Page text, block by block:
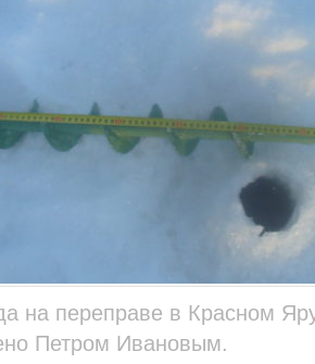
на переправе в Красном
Петром Ивановым.